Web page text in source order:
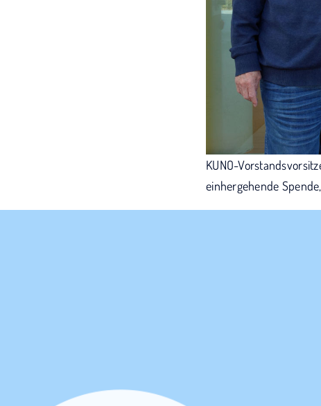
KUNO-
einhergehende